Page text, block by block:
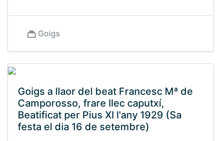
Goigs
Goigs a llaor del beat Francesc Mª de
Camporosso, frare llec caputxí,
Beatificat per Pius XI l'any 1929 (Sa
festa el dia 16 de setembre)